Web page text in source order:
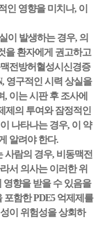
인 영향을 미치나, 이
이 발생하는 경우, 의
을 환자에게 권고하고
전방허혈성시신경증
영구적인 시력 상실을
이는 시판 후 조사에
제의 투여와 잠정적인
나타나는 경우, 이 약
알려야 한다.
사람의 경우, 비동맥전
서 의사는 이러한 위
영향을 받을 수 있음을
함한 PDE5 억제제를
이 위험성을 상회하